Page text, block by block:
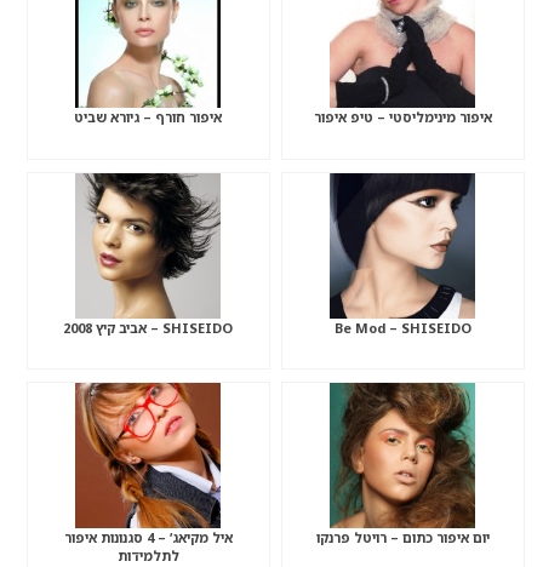
איפור מינימליסטי – טיפ איפור איפור חורף – גיורא שביט
Be Mod – SHISEIDO SHISEIDO – אביב קיץ 2008
יום איפור כתום – רויטל פרנקו
איל מקיאג’ – 4 סגנונות איפור
לתלמידות